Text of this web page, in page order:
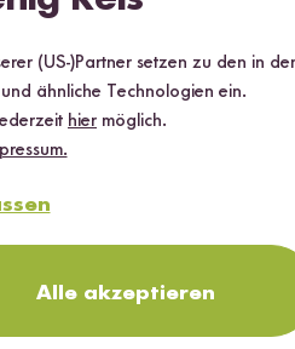
(US-)Partner setzen zu den in
ähnliche Technologien ein.
hier möglich.
Alle akzeptieren